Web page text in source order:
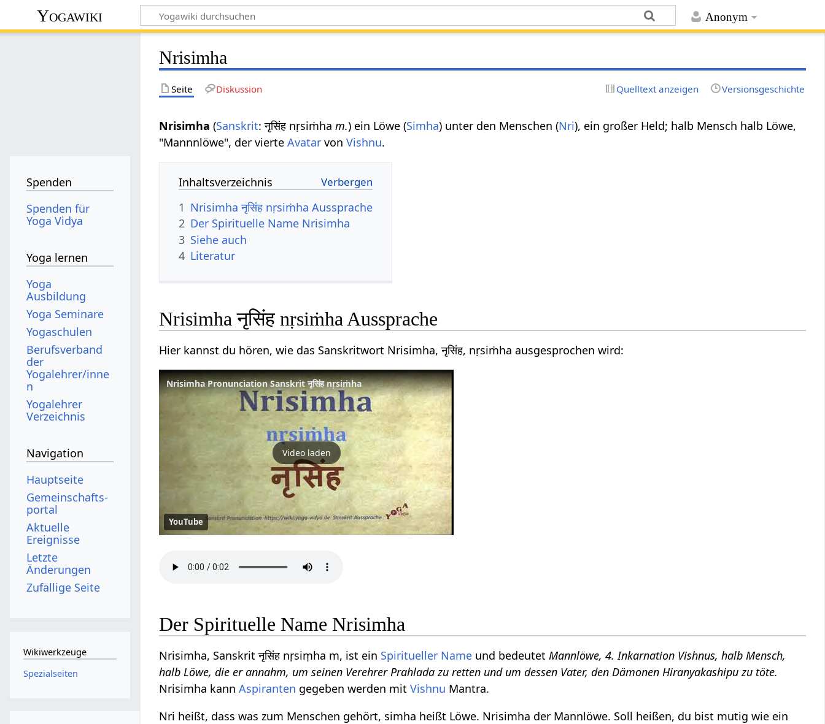
Anonym
Yogawiki
Nrisimha
Seite Diskussion Quelltext anzeigen Versionsgeschichte
Nrisimha (Sanskrit: नृसिंह nṛsiṁham.) ein Löwe (Simha) unter den Menschen (Nri), ein großer Held; halb Mensch halb Löwe,
"Mannnlöwe", der vierteAvatar vonVishnu.
Inhaltsverzeichnis
1 Nrisimha नृसिंह nṛsiṁha Aussprache
2 Der Spirituelle Name Nrisimha
3 Siehe auch
4 Literatur
Nrisimha नृसिंह nṛsiṁha Aussprache
Hier kannst du hören, wie das Sanskritwort Nrisimha, नृसिंह, nṛsiṁha ausgesprochen wird:
Nrisimha Pronunciation Sanskrit नृसिंह nṛsiṁha
Video laden
YouTube
Der Spirituelle Name Nrisimha
Nrisimha, Sanskrit नृसिंह nṛsiṃha m, ist ein Spiritueller Name und bedeutet Mannlöwe, 4. Inkarnation Vishnus, halb Mensch,
halb Löwe, die er annahm, um seinen Verehrer Prahlada zu retten und um dessen Vater, den Dämonen Hiranyakashipu zu töte.
Nrisimha kannAspiranten gegeben werden mitVishnu Mantra.
Nri heißt, dass was zum Menschen gehört, simha heißt Löwe. Nrisimha der Mannlöwe. Soll heißen, du bist mutig wie ein
Spenden
Spenden für
Yoga Vidya
Yoga lernen
Yoga
Ausbildung
Yoga Seminare
Yogaschulen
Berufsverband
der
Yogalehrer/inne
n
Yogalehrer
Verzeichnis
Navigation
Hauptseite
Gemeinschafts­
portal
Aktuelle
Ereignisse
Letzte
Änderungen
Zufällige Seite
Wikiwerkzeuge
Spezialseiten